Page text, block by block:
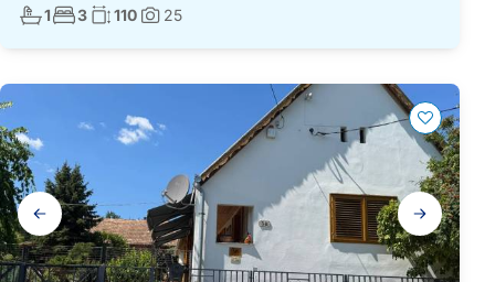
Aantal badkamers:
1Aantal slaapkamers:
3Woonoppervlakte:
110Foto's:
25
Galerij
navigatie